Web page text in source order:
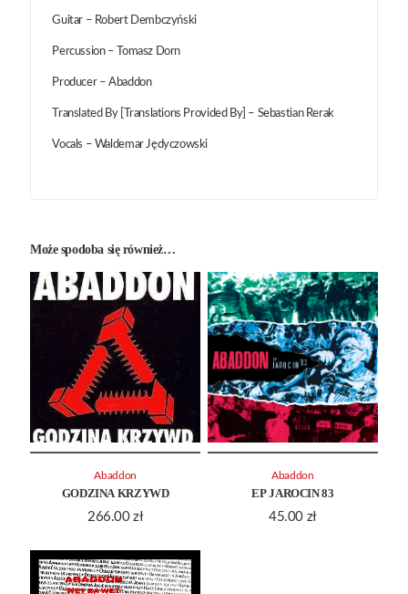
Guitar – Robert Dembczyński
Percussion – Tomasz Dorn
Producer – Abaddon
Translated By [Translations Provided By] – Sebastian Rerak
Vocals – Waldemar Jędyczowski
Może spodoba się również…
GODZINA KRZYWD
266.00 zł
Abaddon
EP JAROCIN 83
45.00 zł
Abaddon